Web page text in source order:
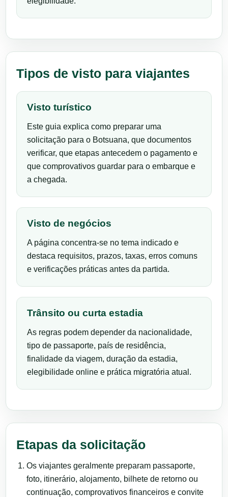
Tipos de visto para viajantes
Visto turístico
Este guia explica como preparar uma
solicitação para o Botsuana, que documentos
verificar, que etapas antecedem o pagamento e
que comprovativos guardar para o embarque e
a chegada.
Visto de negócios
A página concentra-se no tema indicado e
destaca requisitos, prazos, taxas, erros comuns
e verificações práticas antes da partida.
Trânsito ou curta estadia
As regras podem depender da nacionalidade,
tipo de passaporte, país de residência,
finalidade da viagem, duração da estadia,
elegibilidade online e prática migratória atual.
Etapas da solicitação
Os viajantes geralmente preparam passaporte,
foto, itinerário, alojamento, bilhete de retorno ou
continuação, comprovativos financeiros e convite